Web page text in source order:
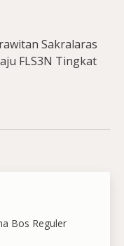
Sakralaras
FLS3N Tingkat
Bos Reguler